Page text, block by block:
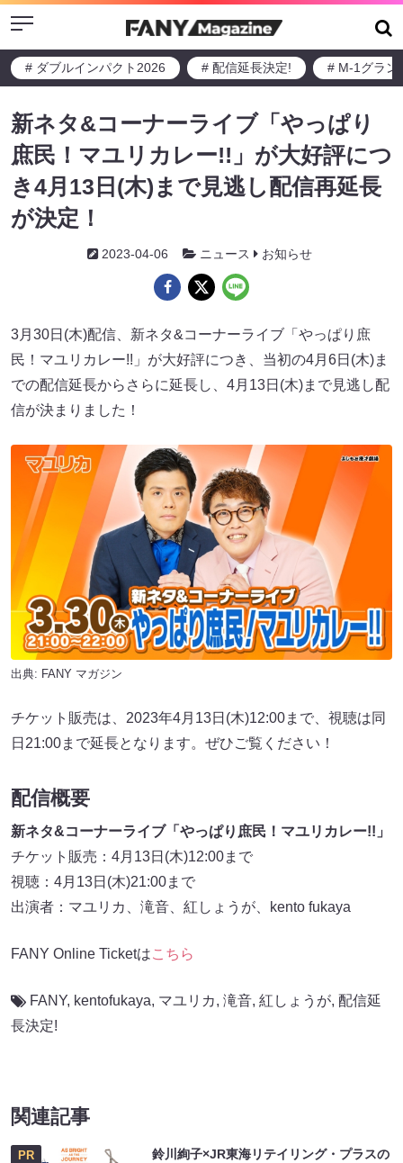
Menu
# ダブルインパクト2026 # 配信延長決定! # M-1グラン
新ネタ&コーナーライブ「やっぱり
庶民！マユリカレー!!」が大好評につ
き4月13日(木)まで見逃し配信再延長
が決定！
2023-04-06 ニュース お知らせ
3月30日(木)配信、新ネタ&コーナーライブ「やっぱり庶
民！マユリカレー!!」が大好評につき、当初の4月6日(木)ま
での配信延長からさらに延長し、4月13日(木)まで見逃し配
信が決まりました！
出典: FANY マガジン
チケット販売は、2023年4月13日(木)12:00まで、視聴は同
日21:00まで延長となります。ぜひご覧ください！
配信概要
新ネタ&コーナーライブ「やっぱり庶民！マユリカレー!!」
チケット販売：4月13日(木)12:00まで
視聴：4月13日(木)21:00まで
出演者：マユリカ、滝音、紅しょうが、kento fukaya
FANY Online Ticketはこちら
FANY, kentofukaya, マユリカ, 滝音, 紅しょうが, 配信延
長決定!
関連記事
PR
鈴川絢子×JR東海リテイリング・プラスの